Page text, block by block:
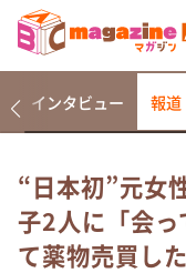
なるみ・岡村の
相席食堂
インタビュー 報道
“日本初”元女
子2人に「会
て薬物売買し